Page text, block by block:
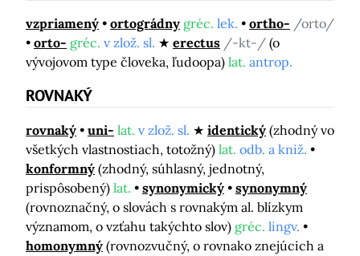
vzpriamený ortográdny gréc. lek. ortho- /orto/
orto- gréc. v zlož. sl. erectus /-kt-/ (o
vývojovom type človeka, ľudoopa) lat. antrop.
ROVNAKÝ
rovnaký uni- lat. v zlož. sl. identický (zhodný vo
všetkých vlastnostiach, totožný) lat. odb. a kniž.
konformný (zhodný, súhlasný, jednotný,
prispôsobený) lat. synonymický
synonymný
(rovnoznačný, o slovách s rovnakým al. blízkym
významom, o vzťahu takýchto slov) gréc. lingv.
homonymný (rovnozvučný, o rovnako znejúcich a